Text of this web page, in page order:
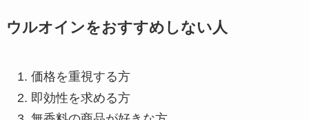
ウルオインをおすすめしない人
価格を重視する方
即効性を求める方